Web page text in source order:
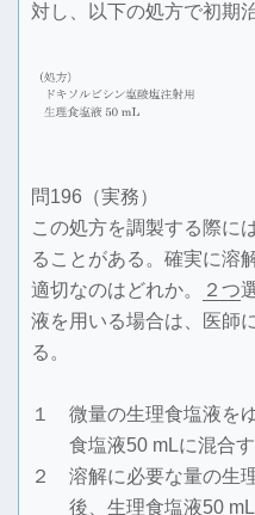
対し、以下の処方で初期
問196（実務）
この処方を調製する際に
ることがある。確実に溶
適切なのはどれか。
２つ
液を用いる場合は、医師
る。
１ 微量の生理食塩液を
食塩液50 mLに混合す
２ 溶解に必要な量の生
後、生理食塩液50 mL